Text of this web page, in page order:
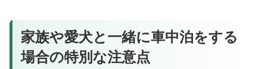
家族や愛犬と一緒に車中泊をする
場合の特別な注意点